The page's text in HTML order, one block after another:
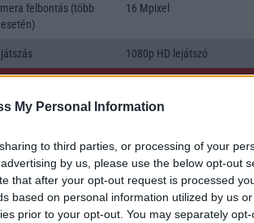
My Personal Information
to third parties, or processing of your
by us, please use the below opt-out
that after your opt-out request is processed
based on personal information utilized by us
prior to your opt-out. You may separately
felbontás (több
16 Mpixel
1080p HD lejátszó
db
8 GB
bővíthetőség T-Flash/microSD